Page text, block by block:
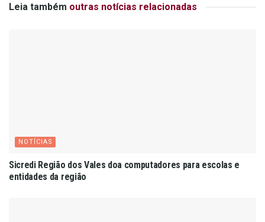
Leia também outras notícias relacionadas
NOTÍCIAS
Sicredi Região dos Vales doa computadores para escolas e
entidades da região